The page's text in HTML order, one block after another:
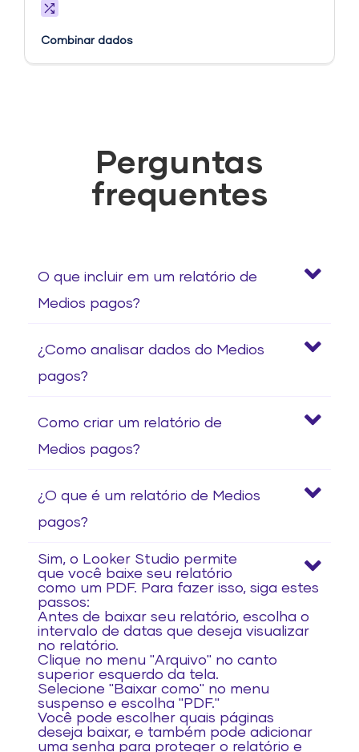
Combinar dados
Perguntas
frequentes
O que incluir em um relatório de
Medios pagos?
¿Como analisar dados do Medios
pagos?
Como criar um relatório de
Medios pagos?
¿O que é um relatório de Medios
pagos?
Sim, o Looker Studio permite
que você baixe seu relatório
como um PDF. Para fazer isso, siga estes
passos:
Antes de baixar seu relatório, escolha o
intervalo de datas que deseja visualizar
no relatório.
Clique no menu "Arquivo" no canto
superior esquerdo da tela.
Selecione "Baixar como" no menu
suspenso e escolha "PDF."
Você pode escolher quais páginas
deseja baixar, e também pode adicionar
uma senha para proteger o relatório e